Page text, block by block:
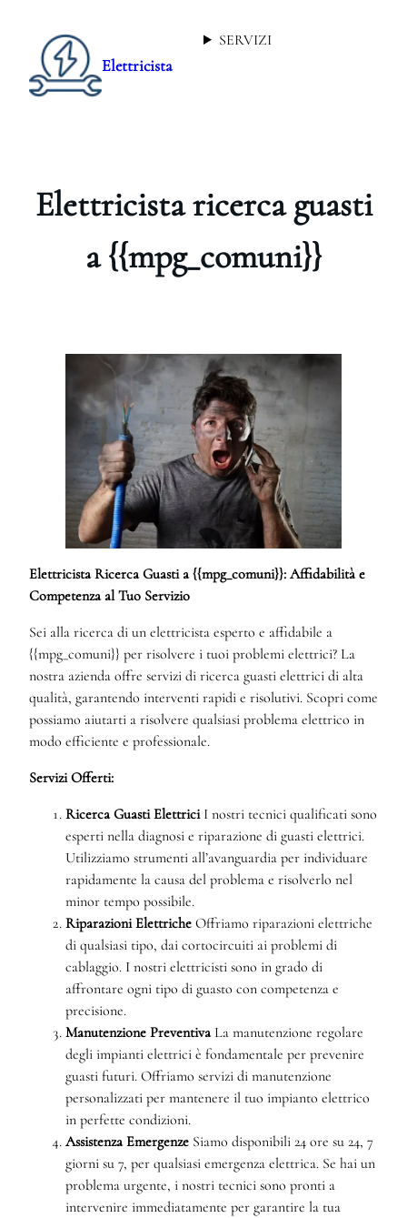
Elettricista
SERVIZI
Elettricista ricerca guasti
a {{mpg_comuni}}
Elettricista Ricerca Guasti a {{mpg_comuni}}: Affidabilità e
Competenza al Tuo Servizio
Sei alla ricerca di un elettricista esperto e affidabile a
{{mpg_comuni}} per risolvere i tuoi problemi elettrici? La
nostra azienda offre servizi di ricerca guasti elettrici di alta
qualità, garantendo interventi rapidi e risolutivi. Scopri come
possiamo aiutarti a risolvere qualsiasi problema elettrico in
modo efficiente e professionale.
Servizi Offerti:
Ricerca Guasti ElettriciI nostri tecnici qualificati sono
esperti nella diagnosi e riparazione di guasti elettrici.
Utilizziamo strumenti all’avanguardia per individuare
rapidamente la causa del problema e risolverlo nel
minor tempo possibile.
Riparazioni Elettriche Offriamo riparazioni elettriche
di qualsiasi tipo, dai cortocircuiti ai problemi di
cablaggio. I nostri elettricisti sono in grado di
affrontare ogni tipo di guasto con competenza e
precisione.
Manutenzione PreventivaLa manutenzione regolare
degli impianti elettrici è fondamentale per prevenire
guasti futuri. Offriamo servizi di manutenzione
personalizzati per mantenere il tuo impianto elettrico
in perfette condizioni.
Assistenza Emergenze Siamo disponibili 24 ore su 24, 7
giorni su 7, per qualsiasi emergenza elettrica. Se hai un
problema urgente, i nostri tecnici sono pronti a
intervenire immediatamente per garantire la tua